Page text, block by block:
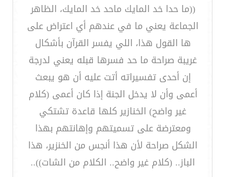
((ما حدا خد المايك ماحد خد المايك، الظاهر
الجماعة يعني ما في عندهم أي اعتراض على
ها القول هذا، اللي يفسر القرآن بأشكال
غريبة صراحة ما حد فسرها قبله يعني لدرجة
إن أحدى تفسيراته أتت عليه أن هو يبعث
أعمى وأن لا يدخل الجنة إذا كان أعمى (كلام
غير واضح) الخنازير كلها قاعدة تشتكي
ومعترضة على تسميتهم وإهانتهم بهذا
الشكل صراحة لأن هذا أنجس من الخنزير، هذا
الباز.. (كلام غير واضح.. الكلام من الشات))..